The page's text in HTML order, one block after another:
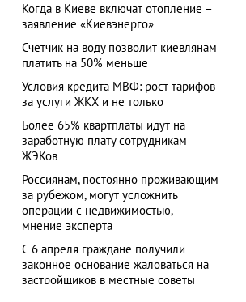
Когда в Киеве включат отопление –
заявление «Киевэнерго»
Счетчик на воду позволит киевлянам
платить на 50% меньше
Условия кредита МВФ: рост тарифов
за услуги ЖКХ и не только
Более 65% квартплаты идут на
заработную плату сотрудникам
ЖЭКов
Россиянам, постоянно проживающим
за рубежом, могут усложнить
операции с недвижимостью, –
мнение эксперта
С 6 апреля граждане получили
законное основание жаловаться на
застройщиков в местные советы